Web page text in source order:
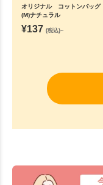
オリジナル コットンバッグ
(M)ナチュラル
¥137 (税込)~